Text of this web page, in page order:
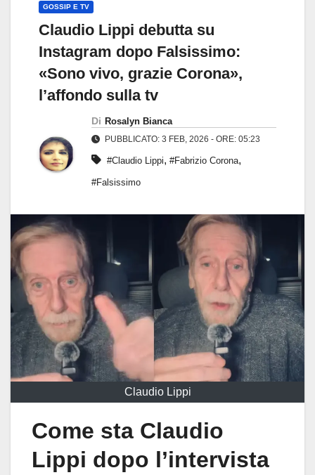
GOSSIP E TV
Claudio Lippi debutta su
Instagram dopo Falsissimo:
«Sono vivo, grazie Corona»,
l’affondo sulla tv
Di Rosalyn Bianca
PUBBLICATO: 3 FEB, 2026 - ORE: 05:23
#Claudio Lippi, #Fabrizio Corona,
#Falsissimo
Claudio Lippi
Come sta Claudio
Lippi dopo l’intervista